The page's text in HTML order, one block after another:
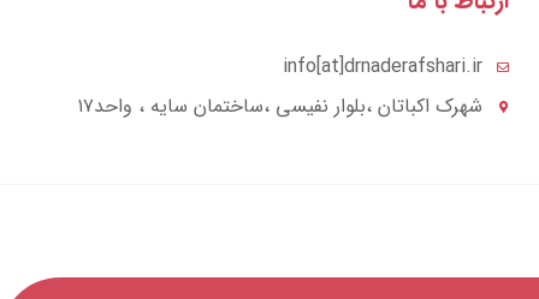
info[at]drnaderafshari.ir
شهرک اکباتان ،بلوار نفیسی ،ساختمان سایه ، واحد۱۷